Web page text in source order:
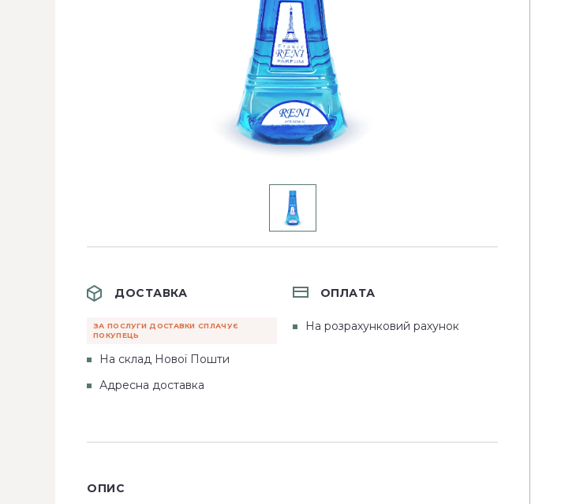
ДОСТАВКА
ЗА ПОСЛУГИ ДОСТАВКИ СПЛАЧУЄ
ПОКУПЕЦЬ
На склад Нової Пошти
Адресна доставка
ОПЛАТА
На розрахунковий рахунок
ОПИС